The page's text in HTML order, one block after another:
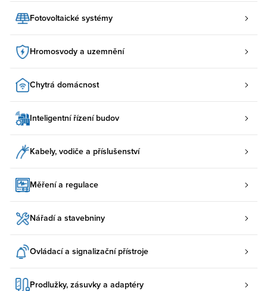
Fotovoltaické systémy
Hromosvody a uzemnění
Chytrá domácnost
Inteligentní řízení budov
Kabely, vodiče a příslušenství
Měření a regulace
Nářadí a stavebniny
Ovládací a signalizační přístroje
Prodlužky, zásuvky a adaptéry